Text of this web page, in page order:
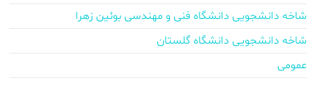
شاخه دانشجویی دانشگاه فنی و مهندسی بوئین زهرا
شاخه دانشجویی دانشگاه گلستان
عمومی